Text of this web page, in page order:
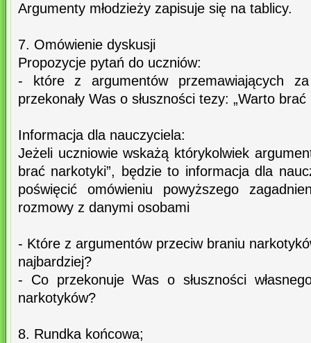
Argumenty młodzieży zapisuje się na tablicy.
7. Omówienie dyskusji
Propozycje pytań do uczniów:
- które z argumentów przemawiających
przekonały Was o słuszności tezy: „Warto brać
Informacja dla nauczyciela:
Jeżeli uczniowie wskażą którykolwiek
brać narkotyki”, będzie to informacja dla
poświęcić omówieniu powyższego
rozmowy z danymi osobami
- Które z argumentów przeciw braniu
najbardziej?
- Co przekonuje Was o słuszności
narkotyków?
8. Rundka końcowa;